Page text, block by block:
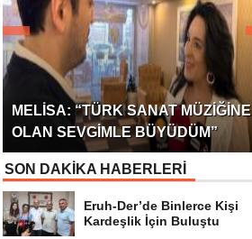
MELISA: “TÜRK SANAT MÜZIĞINE
OLAN SEVGIMLE BÜYÜDÜM”
SON DAKİKA HABERLERİ
Eruh-Der’de Binlerce Kişi
Kardeşlik İçin Buluştu